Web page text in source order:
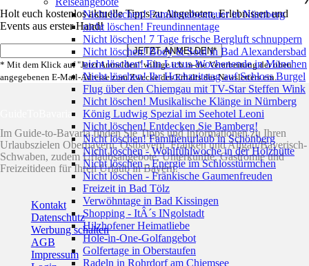
Holt euch kostenlos aktuelle Tipps zu Angeboten, Erlebnissen und
Events aus erster Hand!
* Mit dem Klick auf "Jetzt Anmelden" willige ich in die Verarbeitung der oben
angegebenen E-Mail-Adresse zum Zwecke des Erhalts des Newsletters ein.
GuideToBavaria
Im Guide-to-Bavaria finden Sie Tipps und Informationen zu Ihren
Urlaubszielen Oberbayern, Ostbayern, Franken und Allgäu/Bayerisch-
Schwaben, zudem Urlaubsangebote, Unterkünfte, Gastromie und
Freizeitideen für Ihren Urlaub in Bayern.
Kontakt
Datenschutz
Werbung schalten
AGB
Impressum
Nicht löschen! Familienabenteuer in Nürnberg
nicht löschen! Freundinnentage
Nicht löschen! 7 Tage frische Bergluft schnuppern
Nicht löschen! Body & Soul in Bad Alexandersbad
nicht löschen! Ein Luxus-Wochenende in München
Nicht löschen! Ihr Hochzeitstag auf Schloss Burgel
Flug über den Chiemgau mit TV-Star Steffen Wink
Nicht löschen! Musikalische Klänge in Nürnberg
König Ludwig Spezial im Seehotel Leoni
Nicht löschen! Entdecken Sie Bamberg!
Nicht löschen! Familienurlaub in Schönberg
Nicht löschen - Wohlfühlwoche in der Holzhütte
Nicht löschen - Energie im Schlosstürmchen
Nicht löschen - Fränkische Gaumenfreuden
Freizeit in Bad Tölz
Verwöhntage in Bad Kissingen
Shopping - ItÂ´s INgolstadt
Hilzhofener Heimatliebe
Hole-in-One-Golfangebot
Golfertage in Oberstaufen
Radeln in Rohrdorf am Chiemsee